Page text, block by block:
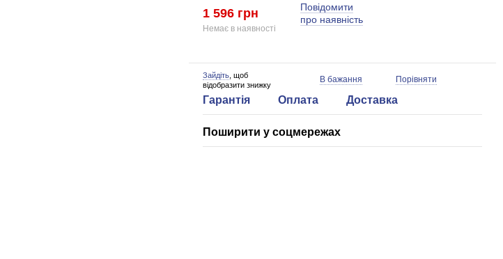
1 596 грн
Немає в наявності
Повідомити
про наявність
Зайдіть , щоб
відобразити знижку
В бажання Порівняти
Гарантія Оплата Доставка
Поширити у соцмережах